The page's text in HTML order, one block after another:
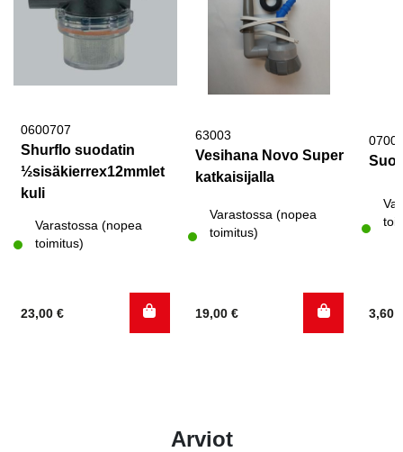
0600707
Shurflo suodatin
½sisäkierrex12mmlet
kuli
Varastossa (nopea
toimitus)
23,00 €
63003
Vesihana Novo Super
katkaisijalla
Varastossa (nopea
toimitus)
19,00 € 3,60
Arviot